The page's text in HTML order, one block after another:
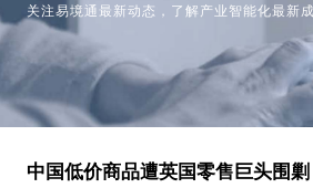
关注易境通最新动态，了解产业智能化最新
中国低价商品遭英国零售巨头围